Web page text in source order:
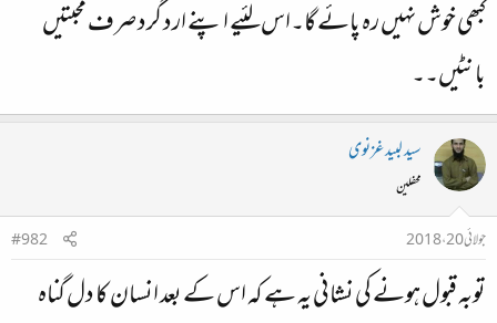
کبھی خوش نہیں رہ پائے گا۔اس لئیے اپنے ارد گرد صرف محبتیں
بانٹیں۔۔
سید لبید غزنوی
محفلین
جولائی 20، 2018
#982
توبہ قبول ہونے کی نشانی یہ ہے کہ اس کے بعد انسان کا دل گناہ